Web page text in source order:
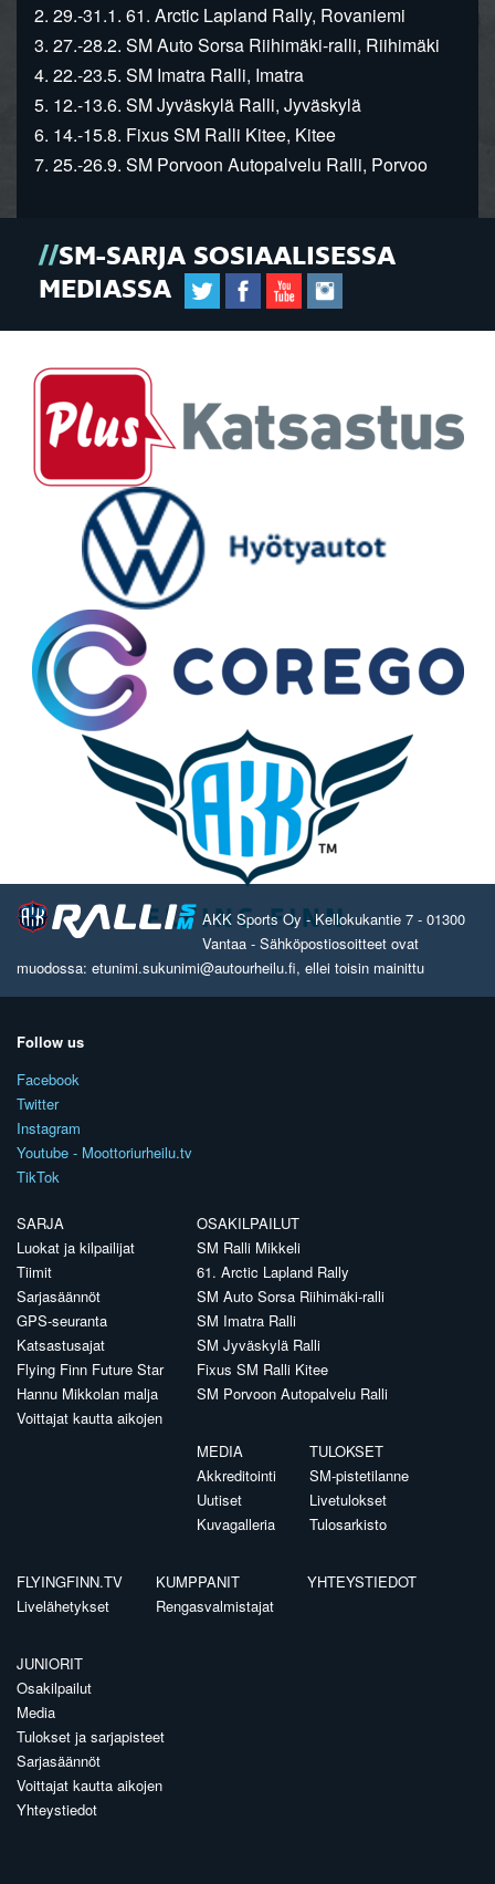
2. 29.-31.1. 61. Arctic Lapland Rally, Rovaniemi
3. 27.-28.2. SM Auto Sorsa Riihimäki-ralli, Riihimäki
4. 22.-23.5. SM Imatra Ralli, Imatra
5. 12.-13.6. SM Jyväskylä Ralli, Jyväskylä
6. 14.-15.8. Fixus SM Ralli Kitee, Kitee
7. 25.-26.9. SM Porvoon Autopalvelu Ralli, Porvoo
SM-SARJA SOSIAALISESSA
MEDIASSA
AKK Sports Oy - Kellokukantie 7 - 01300
Vantaa - Sähköpostiosoitteet ovat
muodossa: etunimi.sukunimi@autourheilu.fi, ellei toisin mainittu
Follow us
Facebook
Twitter
Instagram
Youtube - Moottoriurheilu.tv
TikTok
SARJA
Luokat ja kilpailijat
Tiimit
Sarjasäännöt
GPS-seuranta
Katsastusajat
Flying Finn Future Star
Hannu Mikkolan malja
Voittajat kautta aikojen
OSAKILPAILUT
SM Ralli Mikkeli
61. Arctic Lapland Rally
SM Auto Sorsa Riihimäki-ralli
SM Imatra Ralli
SM Jyväskylä Ralli
Fixus SM Ralli Kitee
SM Porvoon Autopalvelu Ralli
MEDIA
Akkreditointi
Uutiset
Kuvagalleria
TULOKSET
SM-pistetilanne
Livetulokset
Tulosarkisto
FLYINGFINN.TV
Livelähetykset
KUMPPANIT
Rengasvalmistajat
YHTEYSTIEDOT
JUNIORIT
Osakilpailut
Media
Tulokset ja sarjapisteet
Sarjasäännöt
Voittajat kautta aikojen
Yhteystiedot